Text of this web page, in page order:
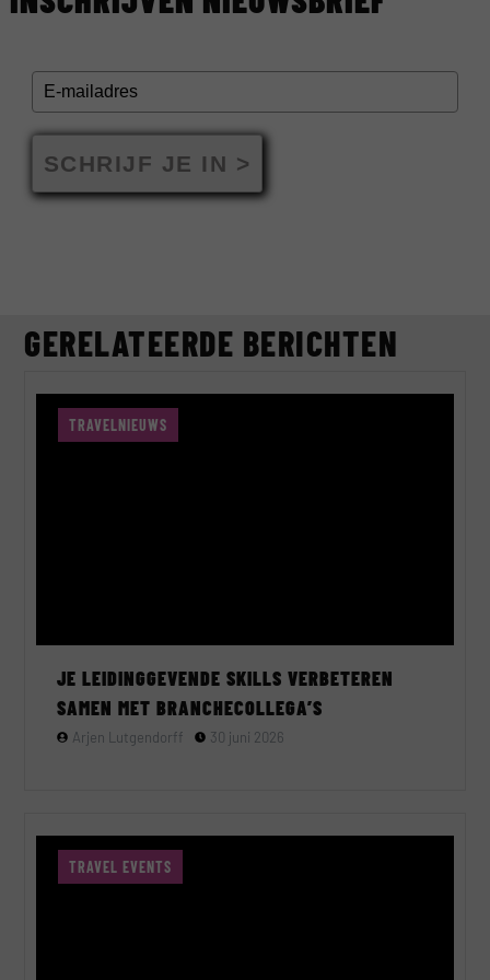
SCHRIJF JE IN >
GERELATEERDE BERICHTEN
TRAVELNIEUWS
JE LEIDINGGEVENDE SKILLS VERBETEREN
SAMEN MET BRANCHECOLLEGA’S
Arjen Lutgendorff 30 juni 2026
TRAVEL EVENTS